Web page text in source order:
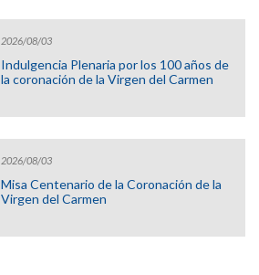
2026/08/03
Indulgencia Plenaria por los 100 años de
la coronación de la Virgen del Carmen
2026/08/03
Misa Centenario de la Coronación de la
Virgen del Carmen